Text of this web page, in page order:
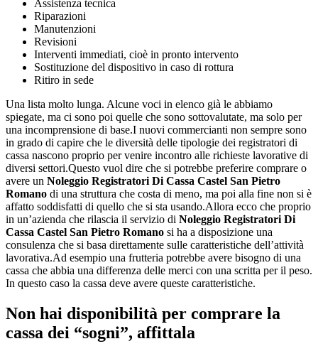
Assistenza tecnica
Riparazioni
Manutenzioni
Revisioni
Interventi immediati, cioè in pronto intervento
Sostituzione del dispositivo in caso di rottura
Ritiro in sede
Una lista molto lunga. Alcune voci in elenco già le abbiamo
spiegate, ma ci sono poi quelle che sono sottovalutate, ma solo per
una incomprensione di base.I nuovi commercianti non sempre sono
in grado di capire che le diversità delle tipologie dei registratori di
cassa nascono proprio per venire incontro alle richieste lavorative di
diversi settori.Questo vuol dire che si potrebbe preferire comprare o
avere un Noleggio Registratori Di Cassa Castel San Pietro
Romano di una struttura che costa di meno, ma poi alla fine non si è
affatto soddisfatti di quello che si sta usando.Allora ecco che proprio
in un’azienda che rilascia il servizio di Noleggio Registratori Di
Cassa Castel San Pietro Romano si ha a disposizione una
consulenza che si basa direttamente sulle caratteristiche dell’attività
lavorativa.Ad esempio una frutteria potrebbe avere bisogno di una
cassa che abbia una differenza delle merci con una scritta per il peso.
In questo caso la cassa deve avere queste caratteristiche.
Non hai disponibilità per comprare la
cassa dei “sogni”, affittala